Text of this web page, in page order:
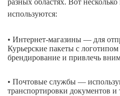
разных областях. Вот
используются:
• Интернет-магазины — для
Курьерские пакеты с
брендирование и привлечь
• Почтовые службы —
транспортировки документов и